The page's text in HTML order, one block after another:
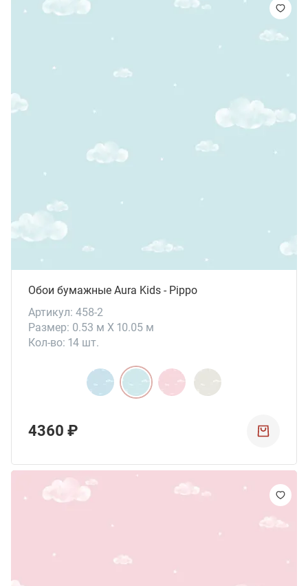
Обои бумажные Aura Kids - Pippo
Артикул: 458-2
Размер: 0.53 м X 10.05 м
Кол-во: 14 шт.
4360 ₽